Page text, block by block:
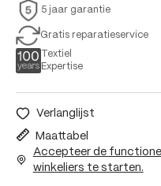
5 jaar garantie
Gratis reparatieservice
Textiel
Expertise
Verlanglijst
Maattabel
Accepteer de
winkeliers te starten.